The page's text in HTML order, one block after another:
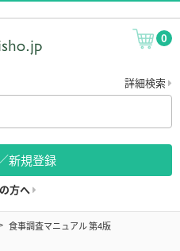
0
詳細検索
新規登録
方へ
食事調査マニュアル 第4版